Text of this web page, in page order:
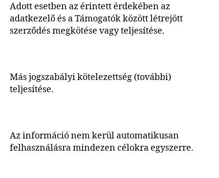
Adott esetben az érintett érdekében az
adatkezelő és a Támogatók között létrejött
szerződés megkötése vagy teljesítése.
Más jogszabályi kötelezettség (további)
teljesítése.
Az információ nem kerül automatikusan
felhasználásra mindezen célokra egyszerre.